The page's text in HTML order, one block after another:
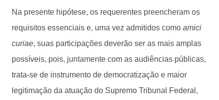
Na presente hipótese, os requerentes preencheram os
requisitos essenciais e, uma vez admitidos como amici
curiae, suas participações deverão ser as mais amplas
possíveis, pois, juntamente com as audiências públicas,
trata-se de instrumento de democratização e maior
legitimação da atuação do Supremo Tribunal Federal,